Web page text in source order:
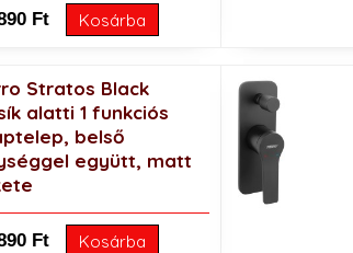
Ft Kosárba
Stratos Black
alatti 1 funkciós
belső
együtt, matt
Ft Kosárba